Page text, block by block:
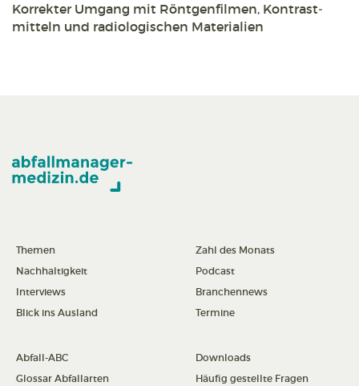
Korrekter Umgang mit Röntgen­filmen, Kontrast­
mitteln und radiologischen Materialien
Themen
Nachhaltigkeit
Interviews
Blick ins Ausland
Zahl des Monats
Podcast
Branchennews
Termine
Abfall-ABC
Glossar Abfallarten
Downloads
Häufig gestellte Fragen